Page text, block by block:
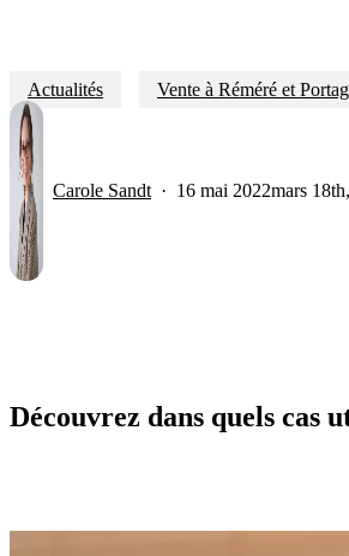
Actualités Vente à Réméré et
Carole Sandt 16 mai 2022mars
Découvrez dans quels cas